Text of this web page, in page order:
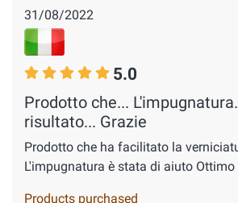
31/08/2022
5.0
Prodotto che...
risultato... Grazie
Prodotto che ha facilitato la
L'impugnatura è stata di aiuto
Products purchased